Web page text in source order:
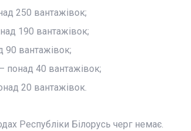
250 вантажівок;
190 вантажівок;
90 вантажівок;
понад 40 вантажівок;
20 вантажівок.
Республіки Білорусь черг немає.